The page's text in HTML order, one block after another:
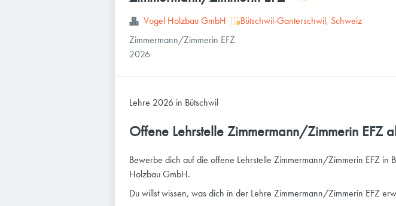
Vogel Holzbau GmbH
Bütschwil-Ganterschwil, Schweiz
Zimmermann/Zimmerin EFZ
2026
Lehre 2026 in Bütschwil
Offene Lehrstelle Zimmermann/Zimmerin EFZ
Bewerbe dich auf die offene Lehrstelle Zimmermann/Zimmerin EFZ
Holzbau GmbH.
Du willst wissen, was dich in der Lehre Zimmermann/Zimmerin EFZ